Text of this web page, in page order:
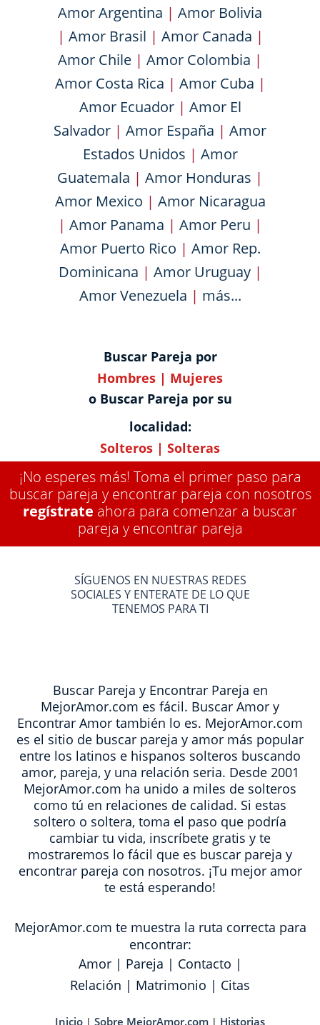
Amor Argentina | Amor Bolivia
| Amor Brasil | Amor Canada |
Amor Chile | Amor Colombia |
Amor Costa Rica | Amor Cuba |
Amor Ecuador| Amor El
Salvador | Amor España | Amor
Estados Unidos | Amor
Guatemala | Amor Honduras |
Amor Mexico | Amor Nicaragua
| Amor Panama | Amor Peru |
Amor Puerto Rico | Amor Rep.
Dominicana | Amor Uruguay|
Amor Venezuela | más...
Buscar Pareja por
Hombres | Mujeres
o Buscar Pareja por su
localidad:
Solteros | Solteras
¡No esperes más! Toma el primer paso para
buscar pareja y encontrar pareja con nosotros
regístrate ahora para comenzar a buscar
pareja y encontrar pareja
SÍGUENOS EN NUESTRAS REDES
SOCIALES Y ENTERATE DE LO QUE
TENEMOS PARA TI
Buscar Pareja y Encontrar Pareja en
MejorAmor.com es fácil. Buscar Amor y
Encontrar Amor también lo es. MejorAmor.com
es el sitio de buscar pareja y amor más popular
entre los latinos e hispanos solteros buscando
amor, pareja, y una relación seria. Desde 2001
MejorAmor.com ha unido a miles de solteros
como tú en relaciones de calidad. Si estas
soltero o soltera, toma el paso que podría
cambiar tu vida, inscríbete gratis y te
mostraremos lo fácil que es buscar pareja y
encontrar pareja con nosotros. ¡Tu mejor amor
te está esperando!
MejorAmor.com te muestra la ruta correcta para
encontrar:
Amor| Pareja | Contacto |
Relación | Matrimonio | Citas
Inicio | Sobre MejorAmor.com | Historias